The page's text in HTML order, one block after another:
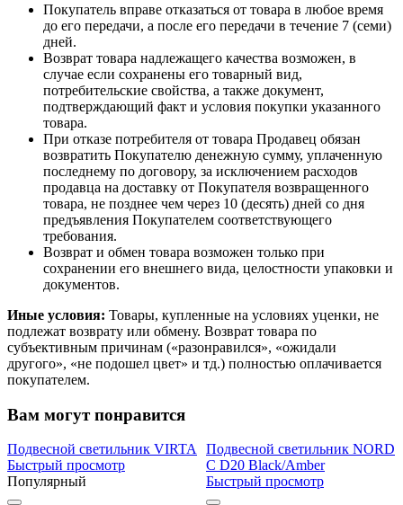
Покупатель вправе отказаться от товара в любое время
до его передачи, а после его передачи в течение 7 (семи)
дней.
Возврат товара надлежащего качества возможен, в
случае если сохранены его товарный вид,
потребительские свойства, а также документ,
подтверждающий факт и условия покупки указанного
товара.
При отказе потребителя от товара Продавец обязан
возвратить Покупателю денежную сумму, уплаченную
последнему по договору, за исключением расходов
продавца на доставку от Покупателя возвращенного
товара, не позднее чем через 10 (десять) дней со дня
предъявления Покупателем соответствующего
требования.
Возврат и обмен товара возможен только при
сохранении его внешнего вида, целостности упаковки и
документов.
Иные условия: Товары, купленные на условиях уценки, не
подлежат возврату или обмену. Возврат товара по
субъективным причинам («разонравился», «ожидали
другого», «не подошел цвет» и тд.) полностью оплачивается
покупателем.
Вам могут понравится
Подвесной светильник VIRTA
Быстрый просмотр
Популярный
Подвесной светильник NORD
C D20 Black/Amber
Быстрый просмотр